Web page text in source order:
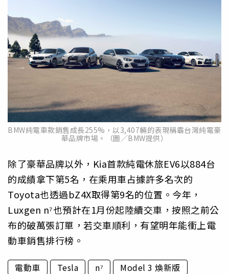
BMW純電車款銷售成長255%，以3,407輛的表現稱霸台灣純電豪
華品牌市場。（圖／BMW提供）
除了豪華品牌以外，Kia首款純電休旅EV6以884台
的成績拿下第5名，在乘用車占據許多名次的
Toyota也透過bZ4X取得第9名的位置。今年，
Luxgen n⁷也預計在1月份起陸續交車，按照之前公
布的破萬張訂單，若交車順利，有望明年能衝上電
動車銷售排行榜。
電動車 Tesla n⁷
Model 3 煥新版